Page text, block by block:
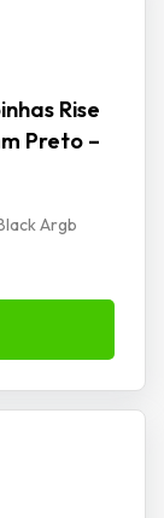
Rise
Preto –
Argb